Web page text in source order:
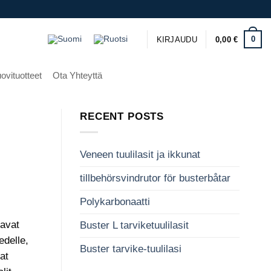
KIRJAUDU 0,00€ 0
Ota Yhteyttä
RECENT POSTS
Veneen tuulilasit ja ikkunat
tillbehörsvindrutor för busterbåtar
Polykarbonaatti
Buster L tarviketuulilasit
Buster tarvike-tuulilasi